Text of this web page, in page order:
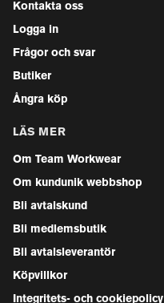
Kontakta oss
Logga in
Frågor och svar
Butiker
Ångra köp
LÄS MER
Om Team Workwear
Om kundunik webbshop
Bli avtalskund
Bli medlemsbutik
Bli avtalsleverantör
Köpvillkor
Integritets- och cookiepolicy